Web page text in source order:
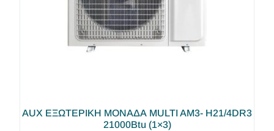
AUX ΕΞΩΤΕΡΙΚΗ ΜΟΝΑΔΑ MULTI AM3- H21/4DR3
21000Btu (1×3)